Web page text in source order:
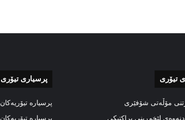
تیۆری
مۆڵەتی شۆفێری
لێخوڕینی پراکتیکی
پرسیاری تیۆری
پرسیارە تیۆریەکان 1
پرسیارە تیۆریەکان ٢